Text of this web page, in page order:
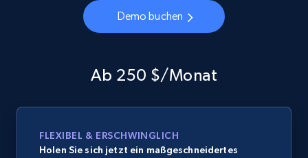
Demo buchen
Ab 250 $/Monat
FLEXIBEL & ERSCHWINGLICH
Holen Sie sich jetzt ein maßgeschneidertes